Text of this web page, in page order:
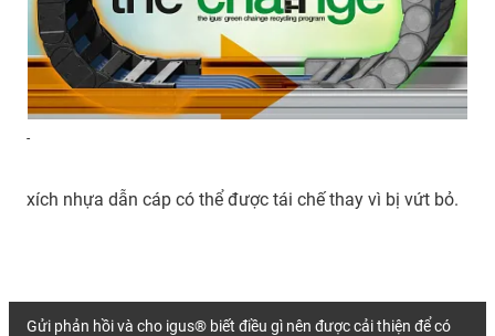
-
xích nhựa dẫn cáp có thể được tái chế thay vì bị vứt bỏ.
Gửi phản hồi và cho igus® biết điều gì nên được cải thiện để có